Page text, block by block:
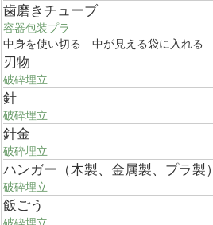
歯磨きチューブ
容器包装プラ
中身を使い切る 中が見える袋に入れる
刃物
破砕埋立
針
破砕埋立
針金
破砕埋立
ハンガー（木製、金属製、プラ製）
破砕埋立
飯ごう